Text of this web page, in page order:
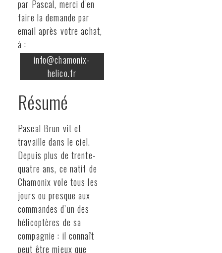
par Pascal, merci d'en
faire la demande par
email après votre achat,
à :
info@chamonix-
helico.fr
Résumé
Pascal Brun vit et
travaille dans le ciel.
Depuis plus de trente-
quatre ans, ce natif de
Chamonix vole tous les
jours ou presque aux
commandes d’un des
hélicoptères de sa
compagnie : il connaît
peut être mieux que